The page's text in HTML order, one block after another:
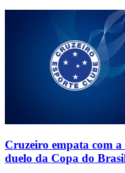
Cruzeiro empata com
duelo da Copa do